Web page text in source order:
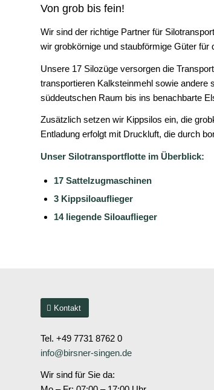
Von grob bis fein!
Wir sind der richtige Partner für
wir grobkörnige und staubförmige Güter für
Unsere 17 Silozüge versorgen die
transportieren Kalksteinmehl sowie andere
süddeutschen Raum bis ins benachbarte
Zusätzlich setzen wir Kippsilos ein, die
Entladung erfolgt mit Druckluft, die durch
Unser Silotransportflotte im Überblick:
17 Sattelzugmaschinen
3 Kippsiloauflieger
14 liegende Siloauflieger
Kontakt
Tel. +49 7731 8762 0
info@birsner-singen.de
Wir sind für Sie da: